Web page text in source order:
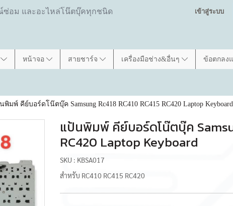
ซ่อม และอะไหล่โน๊ตบุ๊คทุกชนิด เข้าสู่ระบบ
หน้าจอ สายชาร์จ เครื่องมือช่าง&อื่นๆ ข้อตกลง
พิมพ์ คีย์บอร์ดโน๊ตบุ๊ค Samsung Rc418 RC410 RC415 RC420 Laptop Keyboard
แป้นพิมพ์ คีย์บอร์ดโน๊ตบุ๊ค
RC420 Laptop Keyboard
SKU : KBSA017
สำหรับ RC410 RC415 RC420